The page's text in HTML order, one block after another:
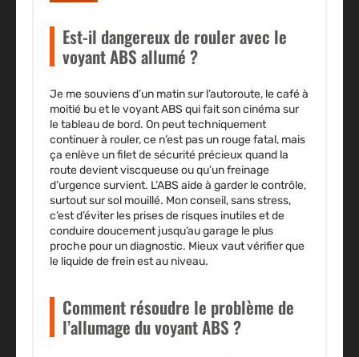
Est-il dangereux de rouler avec le
voyant ABS allumé ?
Je me souviens d’un matin sur l’autoroute, le café à
moitié bu et le voyant ABS qui fait son cinéma sur
le tableau de bord. On peut techniquement
continuer à rouler, ce n’est pas un rouge fatal, mais
ça enlève un filet de sécurité précieux quand la
route devient viscqueuse ou qu’un freinage
d’urgence survient. L’ABS aide à garder le contrôle,
surtout sur sol mouillé. Mon conseil, sans stress,
c’est d’éviter les prises de risques inutiles et de
conduire doucement jusqu’au garage le plus
proche pour un diagnostic. Mieux vaut vérifier que
le liquide de frein est au niveau.
Comment résoudre le problème de
l’allumage du voyant ABS ?